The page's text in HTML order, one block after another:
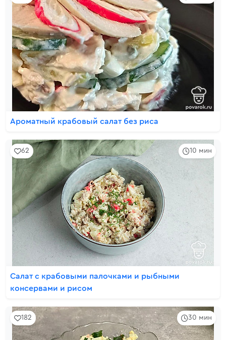
Ароматный крабовый салат без риса
10 мин
62
Салат с крабовыми палочками и рыбными
консервами и рисом
30 мин
182